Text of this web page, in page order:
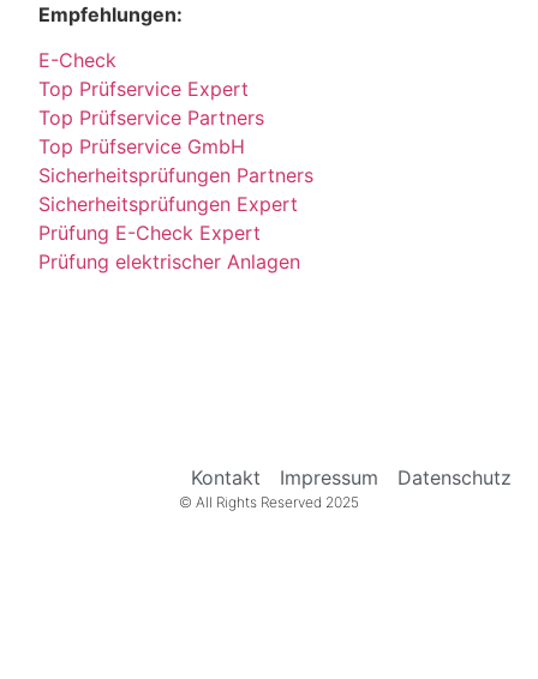
Empfehlungen:
E-Check
Top Prüfservice Expert
Top Prüfservice Partners
Top Prüfservice GmbH
Sicherheitsprüfungen Partners
Sicherheitsprüfungen Expert
Prüfung E-Check Expert
Prüfung elektrischer Anlagen
Kontakt Impressum Datenschutz
© All Rights Reserved 2025